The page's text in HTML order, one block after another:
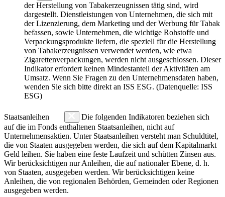
der Herstellung von Tabakerzeugnissen tätig sind, wird
dargestellt. Dienstleistungen von Unternehmen, die sich mit
der Lizenzierung, dem Marketing und der Werbung für Tabak
befassen, sowie Unternehmen, die wichtige Rohstoffe und
Verpackungsprodukte liefern, die speziell für die Herstellung
von Tabakerzeugnissen verwendet werden, wie etwa
Zigarettenverpackungen, werden nicht ausgeschlossen. Dieser
Indikator erfordert keinen Mindestanteil der Aktivitäten am
Umsatz. Wenn Sie Fragen zu den Unternehmensdaten haben,
wenden Sie sich bitte direkt an ISS ESG. (Datenquelle: ISS
ESG)
Staatsanleihen
Die folgenden Indikatoren beziehen sich
auf die im Fonds enthaltenen Staatsanleihen, nicht auf
Unternehmensaktien. Unter Staatsanleihen versteht man Schuldtitel,
die von Staaten ausgegeben werden, die sich auf dem Kapitalmarkt
Geld leihen. Sie haben eine feste Laufzeit und schütten Zinsen aus.
Wir berücksichtigen nur Anleihen, die auf nationaler Ebene, d. h.
von Staaten, ausgegeben werden. Wir berücksichtigen keine
Anleihen, die von regionalen Behörden, Gemeinden oder Regionen
ausgegeben werden.